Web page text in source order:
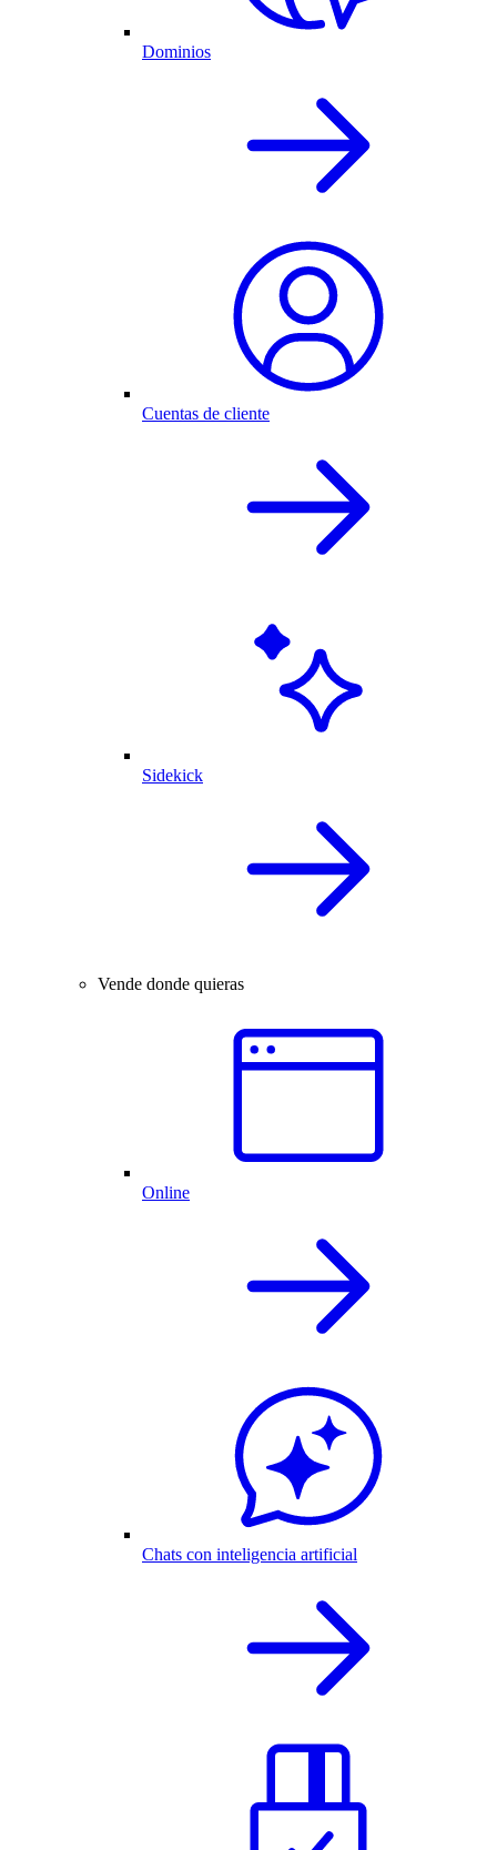
Dominios
Cuentas de cliente
Sidekick
Vende donde quieras
Online
Chats con inteligencia artificial